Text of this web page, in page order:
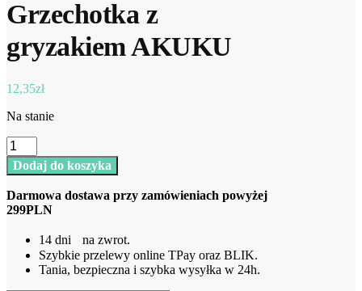
Grzechotka z
gryzakiem AKUKU
12,35zł
Na stanie
ilość
Grzechotka
z
AKUKU
Dodaj do koszyka
Darmowa dostawa przy zamówieniach powyżej
299PLN
14 dni na zwrot.
Szybkie przelewy online TPay oraz BLIK.
Tania, bezpieczna i szybka wysyłka w 24h.